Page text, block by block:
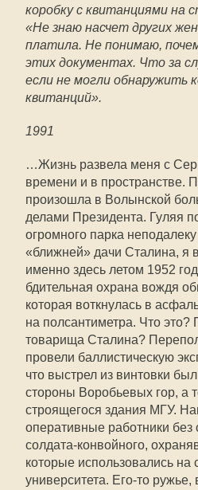
коробку с квитанциями на
«Не знаю насчет других
платила. Не понимаю,
этих документах. Что за
если не могли обнаружить
квитанций».
1991
…Жизнь развела меня с
времени и в пространстве.
произошла в Волынской
делами Президента. Гуляя
огромного парка
«ближней» дачи Сталина, я
именно здесь летом 1952
бдительная охрана вождя
которая воткнулась в
на полсантиметра. Что это?
товарища Сталина?
провели баллистическую
что выстрел из винтовки
стороны Воробьевых гор, а
строящегося здания МГУ.
оперативные работники без
солдата-конвойного,
которые использовались на
университета. Его-то